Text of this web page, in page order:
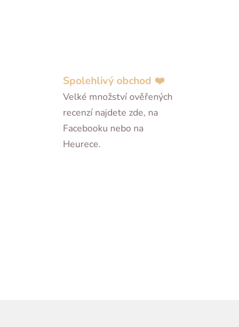
Spolehlivý obchod ❤️
Velké množství ověřených
recenzí najdete zde, na
Facebooku nebo na
Heurece.